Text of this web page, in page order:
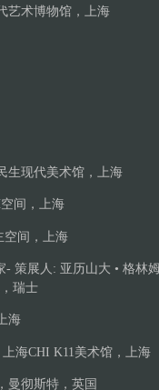
艺术博物馆，上海
生现代美术馆，上海
间，上海
空间，上海
策展人: 亚历山大 • 格林
瑞士
海
海CHI K11美术馆，上海
曼彻斯特，英国